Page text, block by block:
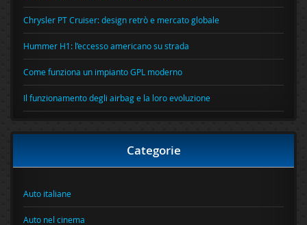
Chrysler PT Cruiser: design retrò e mercato globale
Hummer H1: l’eccesso americano su strada
Come funziona un impianto GPL moderno
Il funzionamento degli airbag e la loro evoluzione
Categorie
Auto italiane
Auto nel cinema